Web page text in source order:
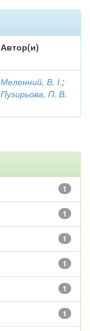
Автор(и)
Меленний, В. І.;
Пузирьова, П. В.
1
1
1
1
1
1